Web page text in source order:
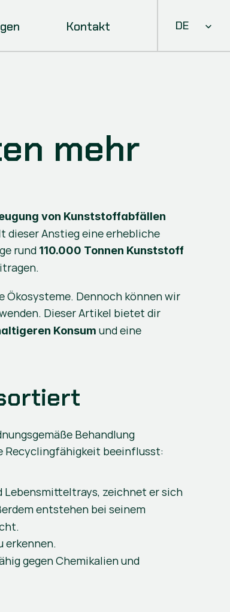
Kontakt Select
DE
mehr
von Kunststoffabfällen
dieser Anstieg eine erhebliche
rund 110.000 Tonnen Kunststoff
Ökosysteme. Dennoch können wir
Dieser Artikel bietet dir
Konsum
Behandlung
Recyclingfähigkeit beeinflusst:
Lebensmitteltrays, zeichnet er sich
entstehen bei seinem
erkennen.
gegen Chemikalien und